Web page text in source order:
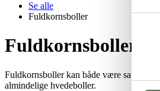
Se alle
Fuldkornsboller
Fuldkornsboller –
Fuldkornsboller kan både være saftige
almindelige hvedeboller.